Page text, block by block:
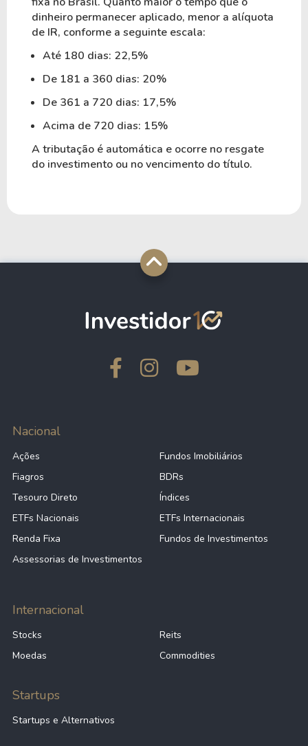
dinheiro permanecer aplicado, menor a alíquota
de IR, conforme a seguinte escala:
Até 180 dias: 22,5%
De 181 a 360 dias: 20%
De 361 a 720 dias: 17,5%
Acima de 720 dias: 15%
A tributação é automática e ocorre no resgate
do investimento ou no vencimento do título.
Nacional
Ações
Fundos Imobiliários
Fiagros
BDRs
Tesouro Direto
Índices
ETFs Nacionais
ETFs Internacionais
Renda Fixa
Fundos de Investimentos
Assessorias de Investimentos
Internacional
Stocks
Reits
Moedas
Commodities
Startups
Startups e Alternativos